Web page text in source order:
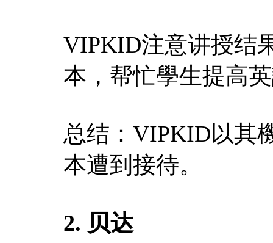
VIPKID注意讲授结
本，帮忙學生提高
总结：VIPKID以其
本遭到接待。
2. 贝达